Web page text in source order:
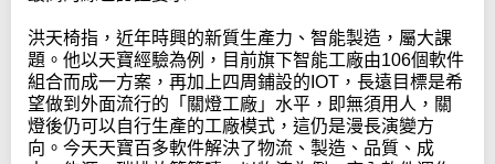
洪天椅指，近年時興的新質生產力、智能製造，屬大課
題。他以天寶經驗為例，目前旗下智能工廠由106個軟件
組合而成一方案，再加上四周鋪設的IOT，長遠目標是希
望做到外面流行的「關燈工廠」水平，即無須用人，關
燈後仍可以自行生產的工廠模式，這仍是漫長演變方
向。今天天寶百多軟件解決了物流、製造、品質、成